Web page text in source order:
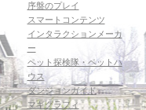
序盤のプレイ
スマートコンテンツ
インタラクションメーカ
ー
ペット探検隊・ペットハ
ウス
ダンジョンガイド
マギグラフィ